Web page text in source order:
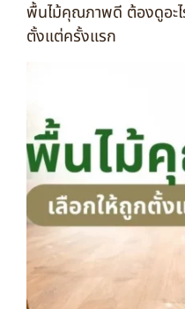
พื้นไม้คุณภาพดี ต้องดูอะไ
ตั้งแต่ครั้งแรก